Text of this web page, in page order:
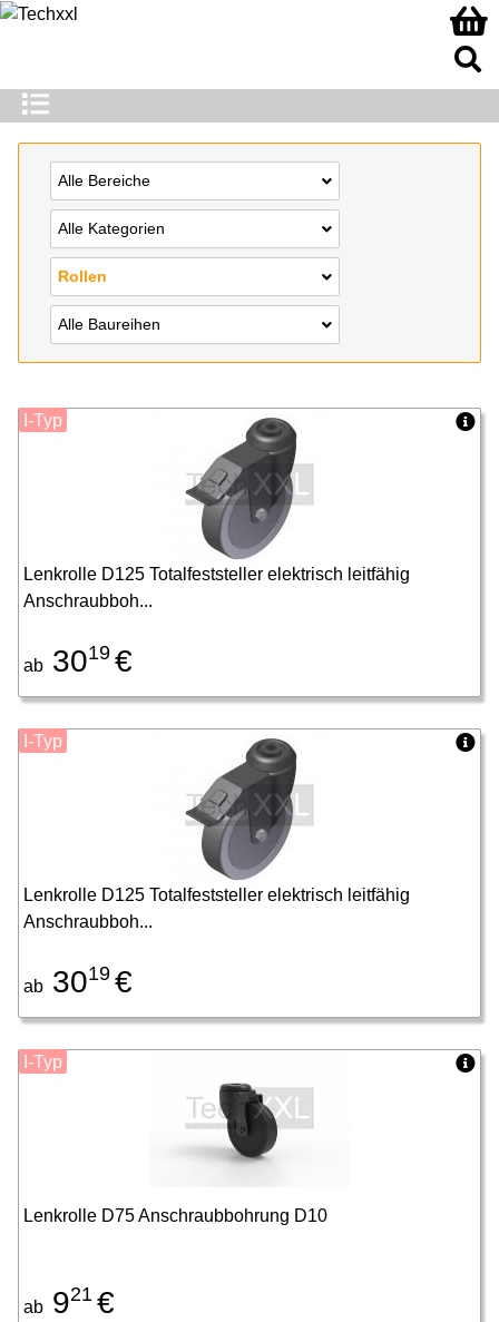
Alle Bereiche
Alle Kategorien
Rollen
Alle Baureihen
Lenkrolle D125 Totalfeststeller elektrisch leitfähig
Anschraubboh...
ab 3019 €
I-Typ
Lenkrolle D125 Totalfeststeller elektrisch leitfähig
Anschraubboh...
ab 3019 €
I-Typ
Lenkrolle D75 Anschraubbohrung D10
ab 921 €
I-Typ